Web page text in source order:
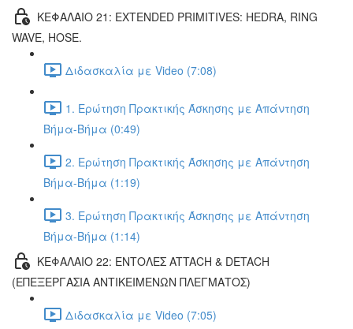
ΚΕΦΑΛΑΙΟ 21: EXTENDED PRIMITIVES: HEDRA, RING
WAVE, HOSE.
Διδασκαλία με Video (7:08)
1. Ερώτηση Πρακτικής Άσκησης με Απάντηση
Βήμα-Βήμα (0:49)
2. Ερώτηση Πρακτικής Άσκησης με Απάντηση
Βήμα-Βήμα (1:19)
3. Ερώτηση Πρακτικής Άσκησης με Απάντηση
Βήμα-Βήμα (1:14)
ΚΕΦΑΛΑΙΟ 22: ΕΝΤΟΛΕΣ ATTACH & DETACH
(ΕΠΕΞΕΡΓΑΣΙΑ ΑΝΤΙΚΕΙΜΕΝΩΝ ΠΛΕΓΜΑΤΟΣ)
Διδασκαλία με Video (7:05)